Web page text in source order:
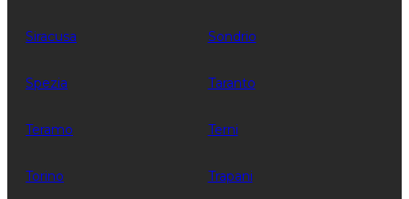
Siracusa Sondrio
Spezia Taranto
Teramo Terni
Torino Trapani